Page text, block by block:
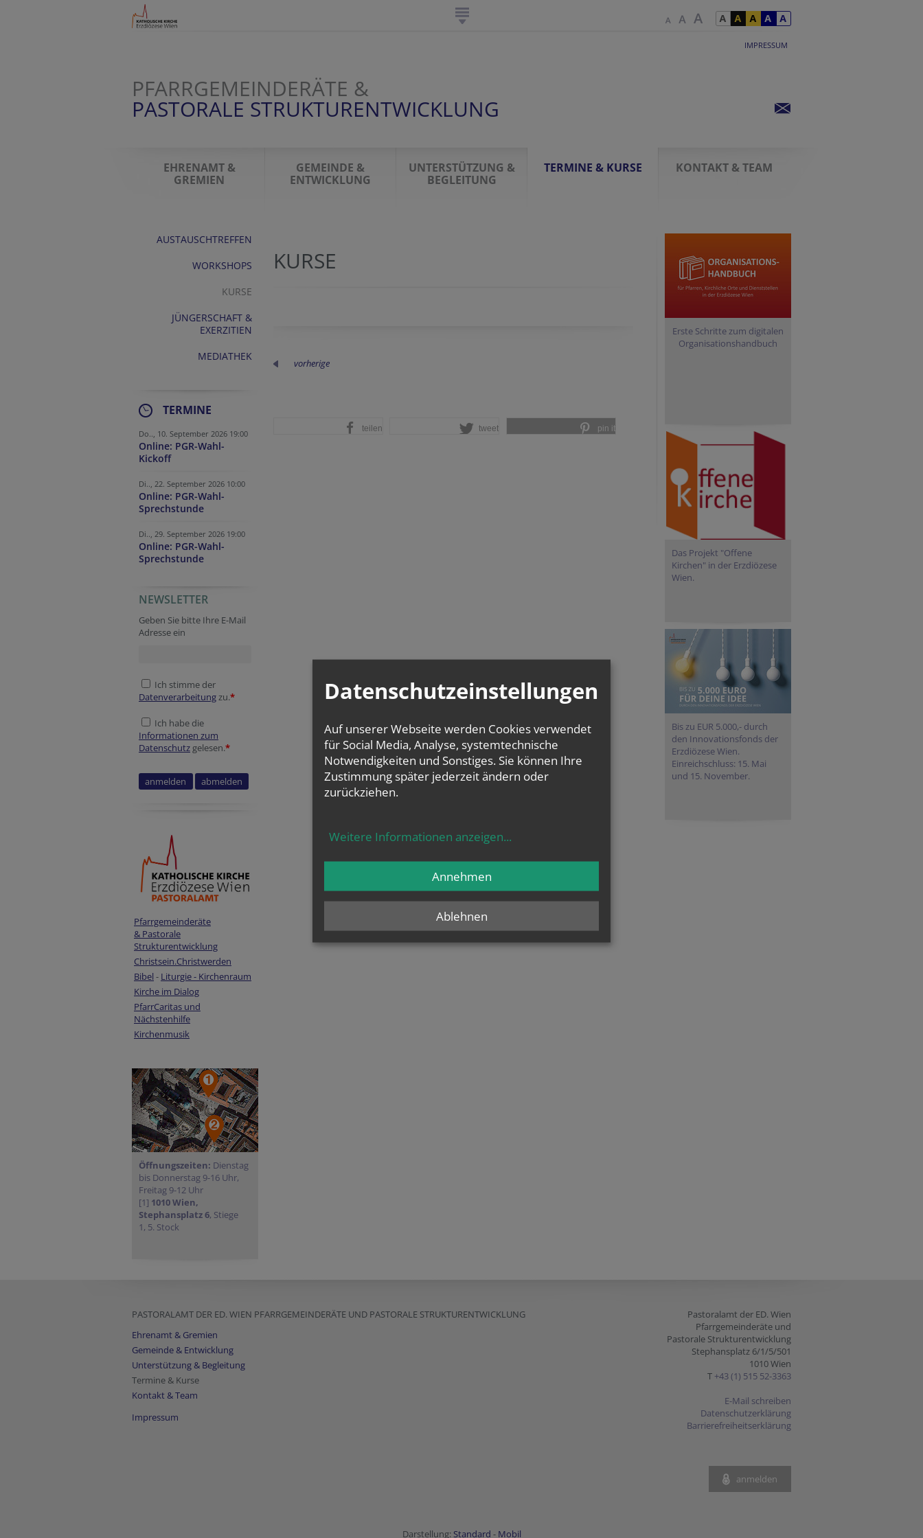
IMPRESSUM
PFARRGEMEINDERÄTE &
PASTORALE STRUKTURENTWICKLUNG
EHRENAMT &
GREMIEN
GEMEINDE &
ENTWICKLUNG
UNTERSTÜTZUNG &
BEGLEITUNG
TERMINE & KURSE KONTAKT & TEAM
AUSTAUSCHTREFFEN
WORKSHOPS
KURSE
JÜNGERSCHAFT &
EXERZITIEN
MEDIATHEK
TERMINE
Do.., 10. September 2026 19:00
Online: PGR-Wahl-
Kickoff
Di.., 22. September 2026 10:00
Online: PGR-Wahl-
Sprechstunde
Di.., 29. September 2026 19:00
Online: PGR-Wahl-
Sprechstunde
Tracking ID
Homepage
Security token
Verification code
NEWSLETTER
Geben Sie bitte Ihre E-Mail
Adresse ein
Ich stimme der
Datenverarbeitungzu.*
Ich habe die
Informationen zum
Datenschutz gelesen.*
Pfarrgemeinderäte
& Pastorale
Strukturentwicklung
Christsein.Christwerden
Bibel - Liturgie - Kirchenraum
Kirche im Dialog
PfarrCaritas und
Nächstenhilfe
Kirchenmusik
Öffnungszeiten: Dienstag
bis Donnerstag 9-16 Uhr,
Freitag 9-12 Uhr
[1] 1010 Wien,
Stephansplatz 6, Stiege
1, 5. Stock
KURSE
vorherige
teilen tweet pin it
Erste Schritte zum digitalen
Organisationshandbuch
Das Projekt "Offene
Kirchen" in der Erzdiözese
Wien.
Bis zu EUR 5.000,- durch
den Innovationsfonds der
Erzdiözese Wien.
Einreichschluss: 15. Mai
und 15. November.
PASTORALAMT DER ED. WIEN PFARRGEMEINDERÄTE UND PASTORALE STRUKTURENTWICKLUNG
Ehrenamt & Gremien
Gemeinde & Entwicklung
Unterstützung & Begleitung
Termine & Kurse
Kontakt & Team
Impressum
Pastoralamt der ED. Wien
Pfarrgemeinderäte und
Pastorale Strukturentwicklung
Stephansplatz 6/1/5/501
1010 Wien
T +43 (1) 515 52-3363
E-Mail schreiben
Datenschutzerklärung
Barrierefreiheitserklärung
anmelden
Darstellung: Standard - Mobil
Datenschutzeinstellungen
Auf unserer Webseite werden Cookies verwendet
für Social Media, Analyse, systemtechnische
Notwendigkeiten und Sonstiges. Sie können Ihre
Zustimmung später jederzeit ändern oder
zurückziehen.
Weitere Informationen anzeigen...
Ablehnen
Annehmen